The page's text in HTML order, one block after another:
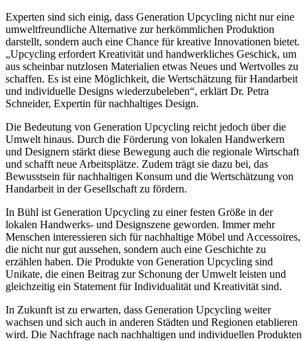
Experten sind sich einig, dass Generation Upcycling nicht nur eine
umweltfreundliche Alternative zur herkömmlichen Produktion
darstellt, sondern auch eine Chance für kreative Innovationen bietet.
„Upcycling erfordert Kreativität und handwerkliches Geschick, um
aus scheinbar nutzlosen Materialien etwas Neues und Wertvolles zu
schaffen. Es ist eine Möglichkeit, die Wertschätzung für Handarbeit
und individuelle Designs wiederzubeleben“, erklärt Dr. Petra
Schneider, Expertin für nachhaltiges Design.
Die Bedeutung von Generation Upcycling reicht jedoch über die
Umwelt hinaus. Durch die Förderung von lokalen Handwerkern
und Designern stärkt diese Bewegung auch die regionale Wirtschaft
und schafft neue Arbeitsplätze. Zudem trägt sie dazu bei, das
Bewusstsein für nachhaltigen Konsum und die Wertschätzung von
Handarbeit in der Gesellschaft zu fördern.
In Bühl ist Generation Upcycling zu einer festen Größe in der
lokalen Handwerks- und Designszene geworden. Immer mehr
Menschen interessieren sich für nachhaltige Möbel und Accessoires,
die nicht nur gut aussehen, sondern auch eine Geschichte zu
erzählen haben. Die Produkte von Generation Upcycling sind
Unikate, die einen Beitrag zur Schonung der Umwelt leisten und
gleichzeitig ein Statement für Individualität und Kreativität sind.
In Zukunft ist zu erwarten, dass Generation Upcycling weiter
wachsen und sich auch in anderen Städten und Regionen etablieren
wird. Die Nachfrage nach nachhaltigen und individuellen Produkten